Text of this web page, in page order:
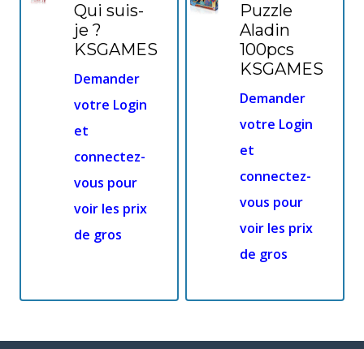
Qui suis-
je ?
KSGAMES
Demander
votre Login
et
connectez-
vous pour
voir les prix
de gros
Puzzle
Aladin
100pcs
KSGAMES
Demander
votre Login
et
connectez-
vous pour
voir les prix
de gros